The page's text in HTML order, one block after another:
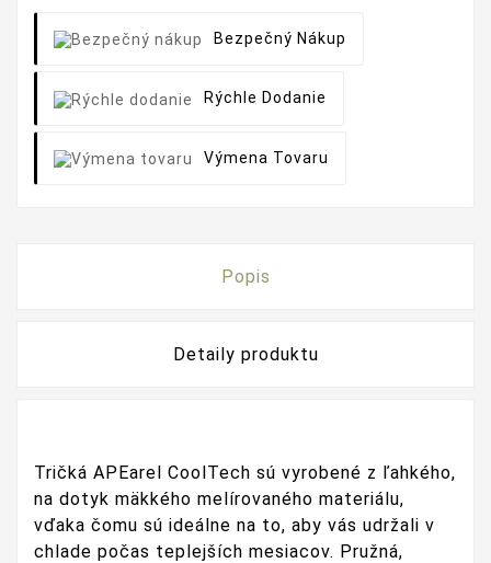
Bezpečný Nákup
Rýchle Dodanie
Výmena Tovaru
Popis
Detaily produktu
Tričká APEarel CoolTech sú vyrobené z ľahkého,
na dotyk mäkkého melírovaného materiálu,
vďaka čomu sú ideálne na to, aby vás udržali v
chlade počas teplejších mesiacov. Pružná,